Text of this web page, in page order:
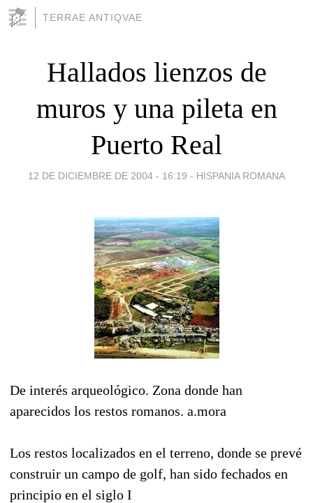
TERRAE ANTIQVAE
Hallados lienzos de
muros y una pileta en
Puerto Real
12 DE DICIEMBRE DE 2004 - 16:19 - HISPANIA ROMANA
De interés arqueológico. Zona donde han
aparecidos los restos romanos. a.mora
Los restos localizados en el terreno, donde se prevé
construir un campo de golf, han sido fechados en
principio en el siglo I